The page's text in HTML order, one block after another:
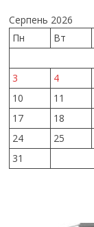
Серпень 2026
Пн
Вт
3
4
10
11
17
18
24
25
31